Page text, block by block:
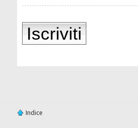
Iscriviti
Indice